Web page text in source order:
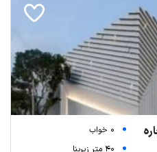
0 خواب
40 متر زیربنا